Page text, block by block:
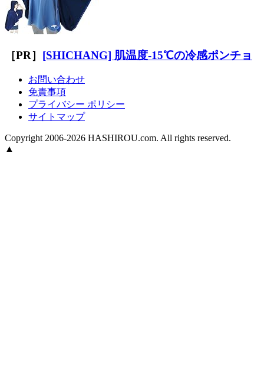
［PR］ [SHICHANG] 肌温度-15℃の冷感ポンチョ
お問い合わせ
免責事項
プライバシー ポリシー
サイトマップ
Copyright 2006-2026 HASHIROU.com. All rights reserved.
▲